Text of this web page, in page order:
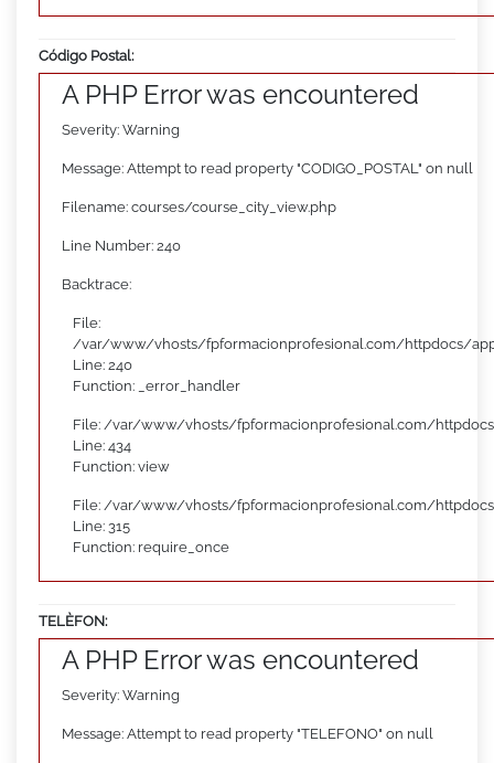
Código Postal:
A PHP Error was encountered
Severity: Warning
Message: Attempt to read property "CODIGO_POSTAL" on null
Filename: courses/course_city_view.php
Line Number: 240
Backtrace:
File:
/var/www/vhosts/fpformacionprofesional.com/httpdocs/
Line: 240
Function: _error_handler
File: /var/www/vhosts/fpformacionprofesional.com/
Line: 434
Function: view
File: /var/www/vhosts/fpformacionprofesional.com/
Line: 315
Function: require_once
TELÈFON:
A PHP Error was encountered
Severity: Warning
Message: Attempt to read property "TELEFONO" on null